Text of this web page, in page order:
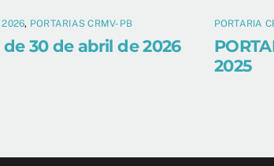
2026, PORTARIAS CRMV-PB
de 30 de abril de 2026
PORTARIA
2025